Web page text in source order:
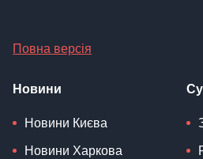
Повна версія
Новини
Новини Києва
Новини Харкова